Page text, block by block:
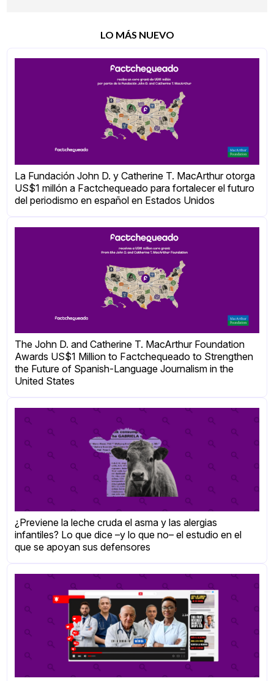
LO MÁS NUEVO
La Fundación John D. y Catherine T. MacArthur otorga
US$1 millón a Factchequeado para fortalecer el futuro
del periodismo en español en Estados Unidos
The John D. and Catherine T. MacArthur Foundation
Awards US$1 Million to Factchequeado to Strengthen
the Future of Spanish-Language Journalism in the
United States
¿Previene la leche cruda el asma y las alergias
infantiles? Lo que dice –y lo que no– el estudio en el
que se apoyan sus defensores